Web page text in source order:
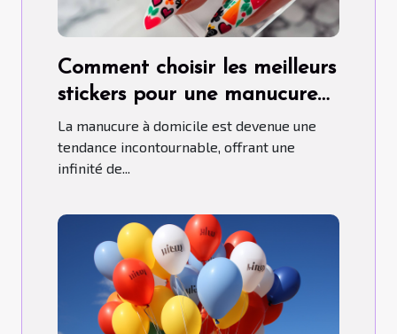
Comment choisir les meilleurs
stickers pour une manucure
maison parfaite
La manucure à domicile est devenue une
tendance incontournable, offrant une
infinité de...